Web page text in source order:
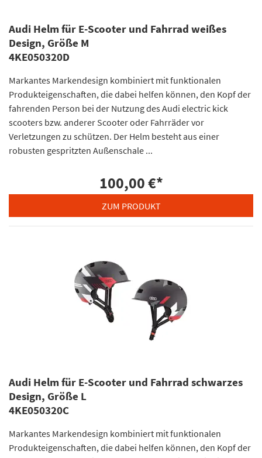
Audi Helm für E-Scooter und Fahrrad weißes
Design, Größe M
4KE050320D
Markantes Markendesign kombiniert mit funktionalen
Produkteigenschaften, die dabei helfen können, den Kopf der
fahrenden Person bei der Nutzung des Audi electric kick
scooters bzw. anderer Scooter oder Fahrräder vor
Verletzungen zu schützen. Der Helm besteht aus einer
robusten gespritzten Außenschale ...
100,00 €*
ZUM PRODUKT
Audi Helm für E-Scooter und Fahrrad schwarzes
Design, Größe L
4KE050320C
Markantes Markendesign kombiniert mit funktionalen
Produkteigenschaften, die dabei helfen können, den Kopf der